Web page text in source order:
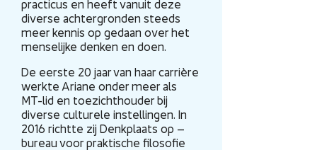
practicus en heeft vanuit deze
diverse achtergronden steeds
meer kennis op gedaan over het
menselijke denken en doen.
De eerste 20 jaar van haar carrière
werkte Ariane onder meer als
MT-lid en toezichthouder bij
diverse culturele instellingen. In
2016 richtte zij Denkplaats op –
bureau voor praktische filosofie